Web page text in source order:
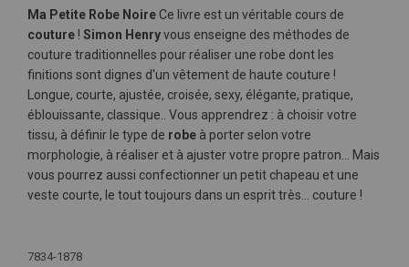
Ma Petite Robe Noire Ce livre est un véritable cours de
couture ! Simon Henryvous enseigne des méthodes de
couture traditionnelles pour réaliser une robe dont les
finitions sont dignes d'un vêtement de haute couture !
Longue, courte, ajustée, croisée, sexy, élégante, pratique,
éblouissante, classique.. Vous apprendrez : à choisir votre
tissu, à définir le type de robe à porter selon votre
morphologie, à réaliser et à ajuster votre propre patron... Mais
vous pourrez aussi confectionner un petit chapeau et une
veste courte, le tout toujours dans un esprit très... couture !
d'infos
7834-1878